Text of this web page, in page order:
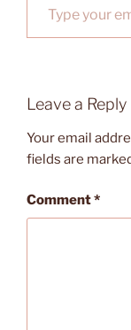
Leave a Reply
Your email
fields are
Comment*